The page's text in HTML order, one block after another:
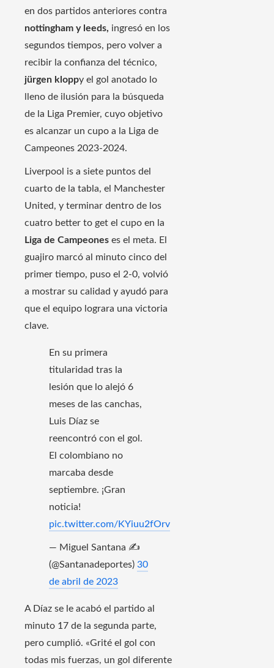
en dos partidos anteriores contra
nottingham y leeds, ingresó en los
segundos tiempos, pero volver a
recibir la confianza del técnico,
jürgen kloppy el gol anotado lo
lleno de ilusión para la búsqueda
de la Liga Premier, cuyo objetivo
es alcanzar un cupo a la Liga de
Campeones 2023-2024.
Liverpool is a siete puntos del
cuarto de la tabla, el Manchester
United, y terminar dentro de los
cuatro better to get el cupo en la
Liga de Campeones es el meta. El
guajiro marcó al minuto cinco del
primer tiempo, puso el 2-0, volvió
a mostrar su calidad y ayudó para
que el equipo lograra una victoria
clave.
En su primera
titularidad tras la
lesión que lo alejó 6
meses de las canchas,
Luis Díaz se
reencontró con el gol.
El colombiano no
marcaba desde
septiembre. ¡Gran
noticia!
pic.twitter.com/KYiuu2fOrv
— Miguel Santana ✍️
(@Santanadeportes) 30
de abril de 2023
A Díaz se le acabó el partido al
minuto 17 de la segunda parte,
pero cumplió. «Grité el gol con
todas mis fuerzas, un gol diferente